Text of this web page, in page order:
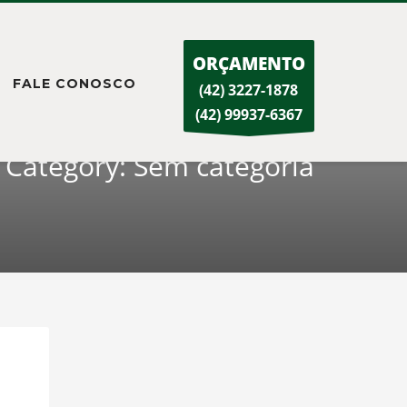
FALE CONOSCO
ORÇAMENTO
(42) 3227-1878
(42) 99937-6367
Category: Sem categoria